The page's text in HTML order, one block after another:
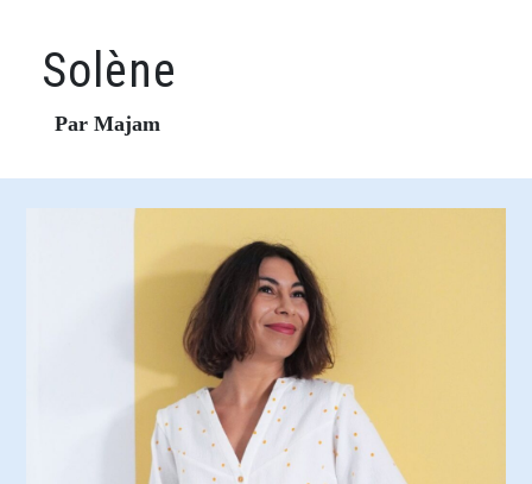
Solène
Par Majam